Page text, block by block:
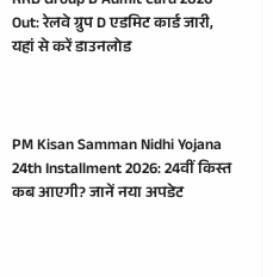
Out: रेलवे ग्रुप D एडमिट कार्ड जारी,
यहां से करें डाउनलोड
PM Kisan Samman Nidhi Yojana
24th Installment 2026: 24वीं किस्त
कब आएगी? जानें नया अपडेट